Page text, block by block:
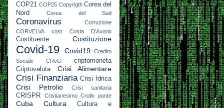
COP21 COP25 Copyrigth Corea del
Nord
Corea del Sud
Coronavirus
Corruzione
CORVELVA
cost Costa D'Avorio
Costituente Costituzione
Covid-19 Covid19
Credito
Sociale
CReG
criptomoneta
Criptovaluta
Crisi Alimentare
Crisi Finanziaria Crisi Idrica
Crisi Petrolio Crisi sanitaria
CRISPR Cristianesimo Crollo ponte
Cuba Cultura
Cultura e